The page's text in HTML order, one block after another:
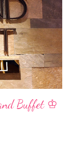
Buffet ♔